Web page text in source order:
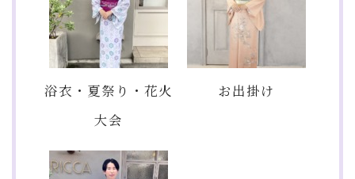
浴衣・夏祭り・花火
大会
お出掛け